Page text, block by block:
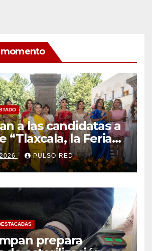
momento
a las candidatas a
“Tlaxcala, la Feria
2026: La Flor
PULSO-RED
prepara